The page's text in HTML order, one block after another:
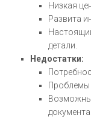
Низкая
Развита
детали.
Недостатки:
Проблемы